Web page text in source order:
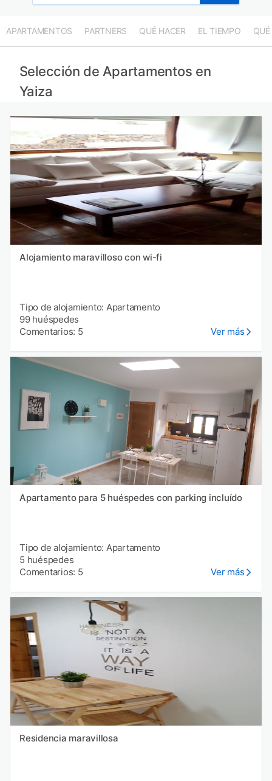
APARTAMENTOS PARTNERS QUÉ HACER EL TIEMPO QUÉ
Selección de Apartamentos en
Yaiza
Alojamiento maravilloso con wi-fi
Tipo de alojamiento: Apartamento
99 huéspedes
Comentarios: 5
Ver más
Apartamento para 5 huéspedes con parking incluído
Tipo de alojamiento: Apartamento
5 huéspedes
Comentarios: 5
Ver más
Residencia maravillosa